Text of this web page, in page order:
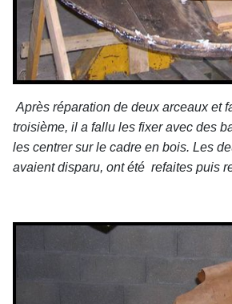
Après réparation de deux arceaux et
troisième, il a fallu les fixer avec des
les centrer sur le cadre en bois. Les
avaient disparu, ont été refaites puis